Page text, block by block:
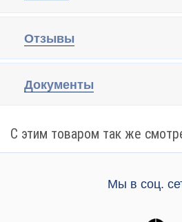
Отзывы
Документы
С этим товаром так же
Мы в соц.